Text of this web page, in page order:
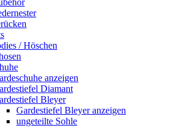
/ Höschen
anzeigen
Diamant
Bleyer
Gardestiefel Bleyer anzeigen
ungeteilte Sohle